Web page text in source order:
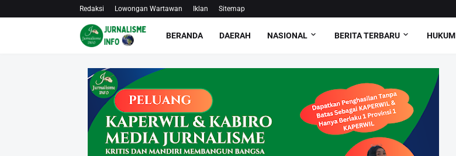
Redaksi Lowongan Wartawan Iklan Sitemap
BERANDA DAERAH NASIONAL BERITA TERBARU HUKUM